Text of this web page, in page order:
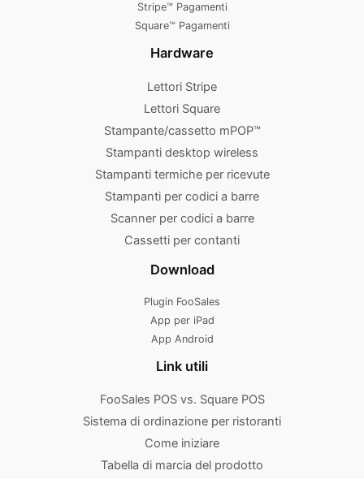
Stripe™ Pagamenti
Square™ Pagamenti
Hardware
Lettori Stripe
Lettori Square
Stampante/cassetto mPOP™
Stampanti desktop wireless
Stampanti termiche per ricevute
Stampanti per codici a barre
Scanner per codici a barre
Cassetti per contanti
Download
Plugin FooSales
App per iPad
App Android
Link utili
FooSales POS vs. Square POS
Sistema di ordinazione per ristoranti
Come iniziare
Tabella di marcia del prodotto